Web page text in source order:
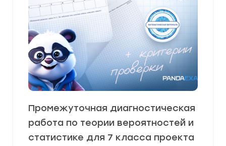
Промежуточная диагностическая
работа по теории вероятностей и
статистике для 7 класса проекта